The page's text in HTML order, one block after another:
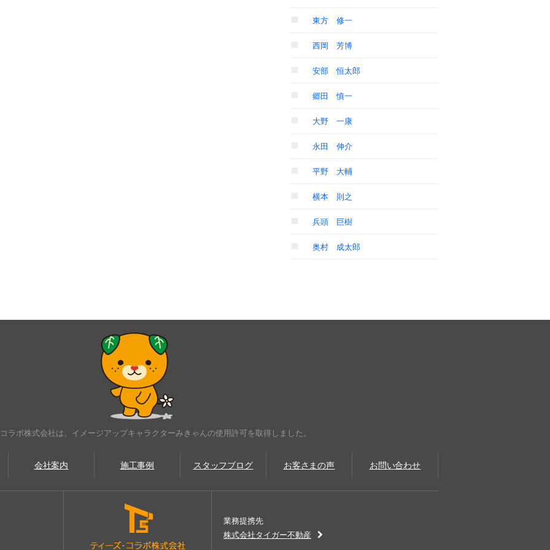
東方 修一
西岡 芳博
安部 恒太郎
郷田 慎一
大野 一康
永田 伸介
平野 大輔
横本 則之
兵頭 巨樹
奥村 成太郎
ラボ株式会社は、イメージアップキャラクターみきゃんの使用許可を取得しました。
会社案内 施工事例 スタッフブログ お客さまの声 お問い合わせ
業務提携先
株式会社タイガー不動産